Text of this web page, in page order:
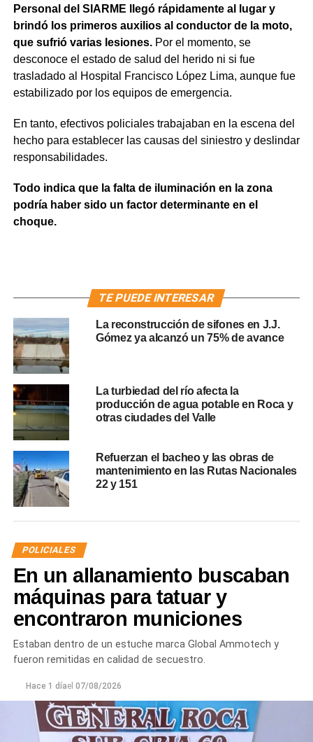
Personal del SIARME llegó rápidamente al lugar y
brindó los primeros auxilios al conductor de la moto,
que sufrió varias lesiones.Por el momento, se
desconoce el estado de salud del herido ni si fue
trasladado al Hospital Francisco López Lima, aunque fue
estabilizado por los equipos de emergencia.
En tanto, efectivos policiales trabajaban en la escena del
hecho para establecer las causas del siniestro y deslindar
responsabilidades.
Todo indica que la falta de iluminación en la zona
podría haber sido un factor determinante en el
choque.
TE PUEDE INTERESAR
La reconstrucción de sifones en J.J.
Gómez ya alcanzó un 75% de avance
La turbiedad del río afecta la
producción de agua potable en Roca y
otras ciudades del Valle
Refuerzan el bacheo y las obras de
mantenimiento en las Rutas Nacionales
22 y 151
POLICIALES
En un allanamiento buscaban
máquinas para tatuar y
encontraron municiones
Estaban dentro de un estuche marca Global Ammotech y
fueron remitidas en calidad de secuestro.
Hace 1 díael 07/08/2026